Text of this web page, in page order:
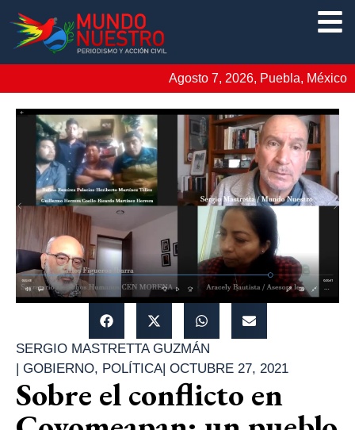
Agosto 7, 2026, Puebla, México
SERGIO MASTRETTA GUZMÁN
| GOBIERNO, POLÍTICA| OCTUBRE 27, 2021
Sobre el conflicto en